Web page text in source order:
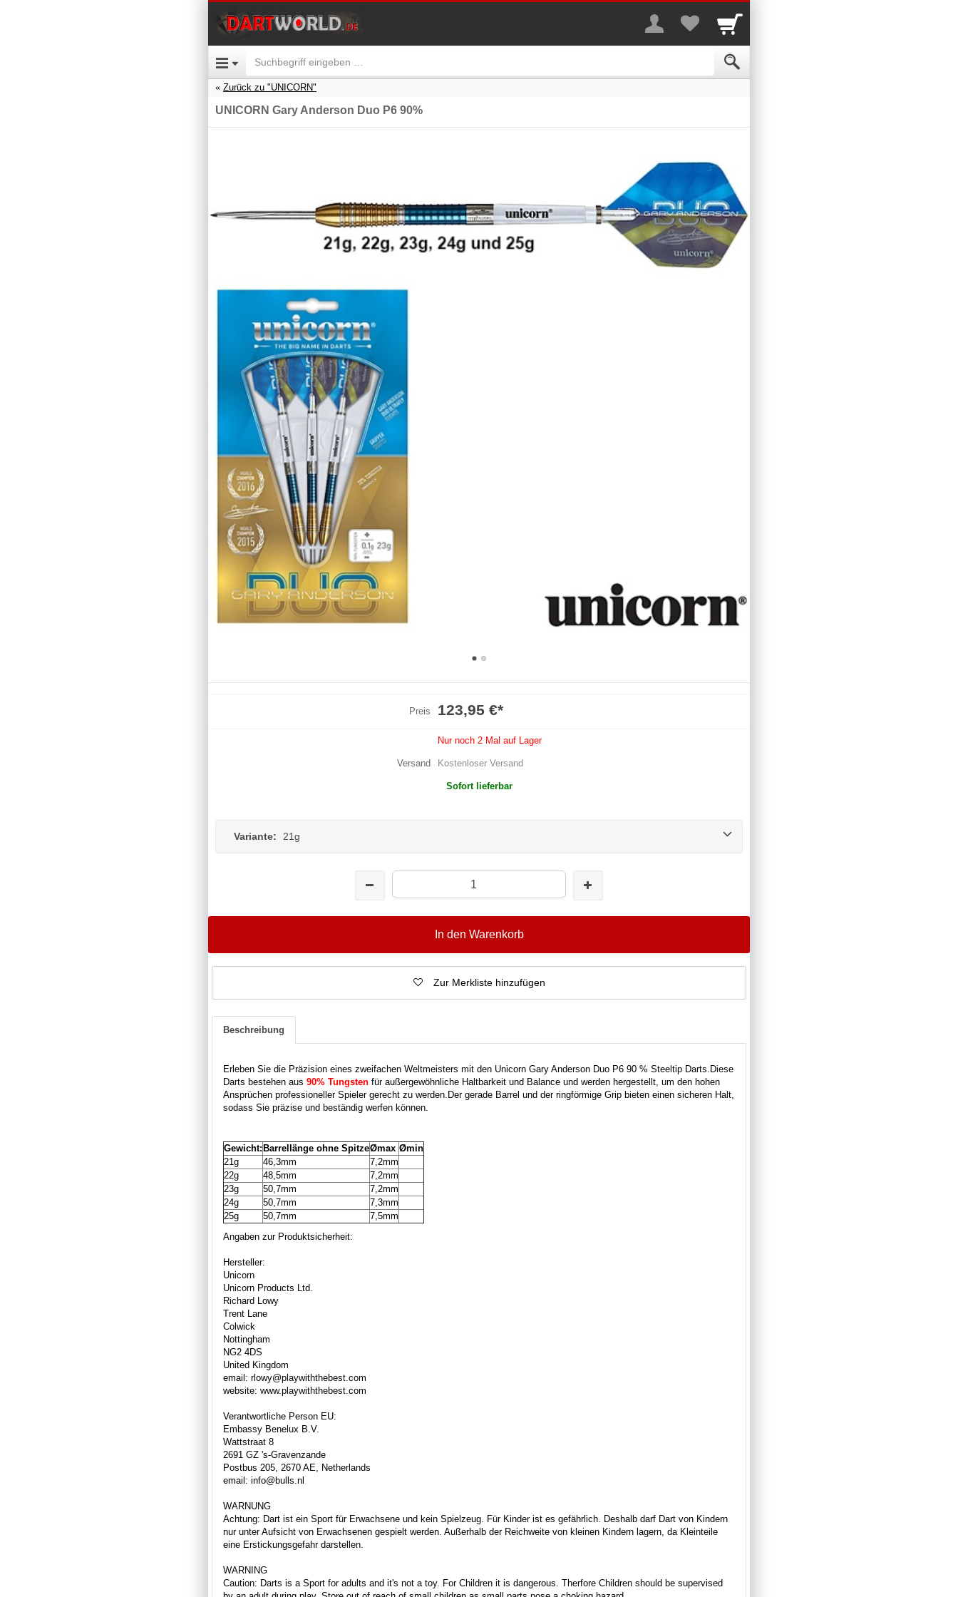
Zurück zu "UNICORN"
UNICORN Gary Anderson Duo P6 90%
Preis 123,95 €*
Nur noch 2 Mal auf Lager
Versand Kostenloser Versand
Sofort lieferbar
Variante: 21g
In den Warenkorb
Zur Merkliste hinzufügen
Beschreibung
Erleben Sie die Präzision eines zweifachen Weltmeisters mit den Unicorn Gary Anderson Duo P6 90 % Steeltip Darts. Diese
Darts bestehen aus 90% Tungsten für außergewöhnliche Haltbarkeit und Balance und werden hergestellt, um den hohen
Ansprüchen professioneller Spieler gerecht zu werden. Der gerade Barrel und der ringförmige Grip bieten einen sicheren Halt,
sodass Sie präzise und beständig werfen können.
Gewicht:Barrellänge ohne SpitzeØmax Ømin
21g
46,3mm
7,2mm
22g
48,5mm
7,2mm
23g
50,7mm
7,2mm
24g
50,7mm
7,3mm
25g
50,7mm
7,5mm
Angaben zur Produktsicherheit:
Hersteller:
Unicorn
Unicorn Products Ltd.
Richard Lowy
Trent Lane
Colwick
Nottingham
NG2 4DS
United Kingdom
email: rlowy@playwiththebest.com
website: www.playwiththebest.com
Verantwortliche Person EU:
Embassy Benelux B.V.
Wattstraat 8
2691 GZ 's-Gravenzande
Postbus 205, 2670 AE, Netherlands
email: info@bulls.nl
WARNUNG
Achtung: Dart ist ein Sport für Erwachsene und kein Spielzeug. Für Kinder ist es gefährlich. Deshalb darf Dart von Kindern
nur unter Aufsicht von Erwachsenen gespielt werden. Außerhalb der Reichweite von kleinen Kindern lagern, da Kleinteile
eine Erstickungsgefahr darstellen.
WARNING
Caution: Darts is a Sport for adults and it's not a toy. For Children it is dangerous. Therfore Children should be supervised